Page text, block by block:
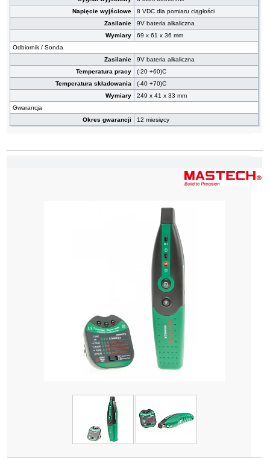
Napięcie wyjściowe
8 VDC dla pomiaru ciągłości
Zasilanie
9V bateria alkaliczna
Wymiary
69 x 61 x 36 mm
Odbiornik / Sonda
Zasilanie
9V bateria alkaliczna
Temperatura pracy
(-20 +60)C
Temperatura składowania
(-40 +70)C
Wymiary
249 x 41 x 33 mm
Gwarancja
Okres gwarancji
12 miesięcy